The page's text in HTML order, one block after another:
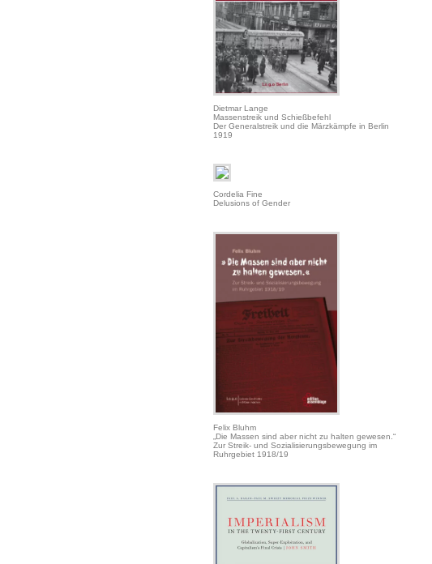
Dietmar Lange
Massenstreik und Schießbefehl
Der Generalstreik und die Märzkämpfe in Berlin
1919
Cordelia Fine
Delusions of Gender
Felix Bluhm
„Die Massen sind aber nicht zu halten gewesen.“
Zur Streik- und Sozialisierungsbewegung im
Ruhrgebiet 1918/19